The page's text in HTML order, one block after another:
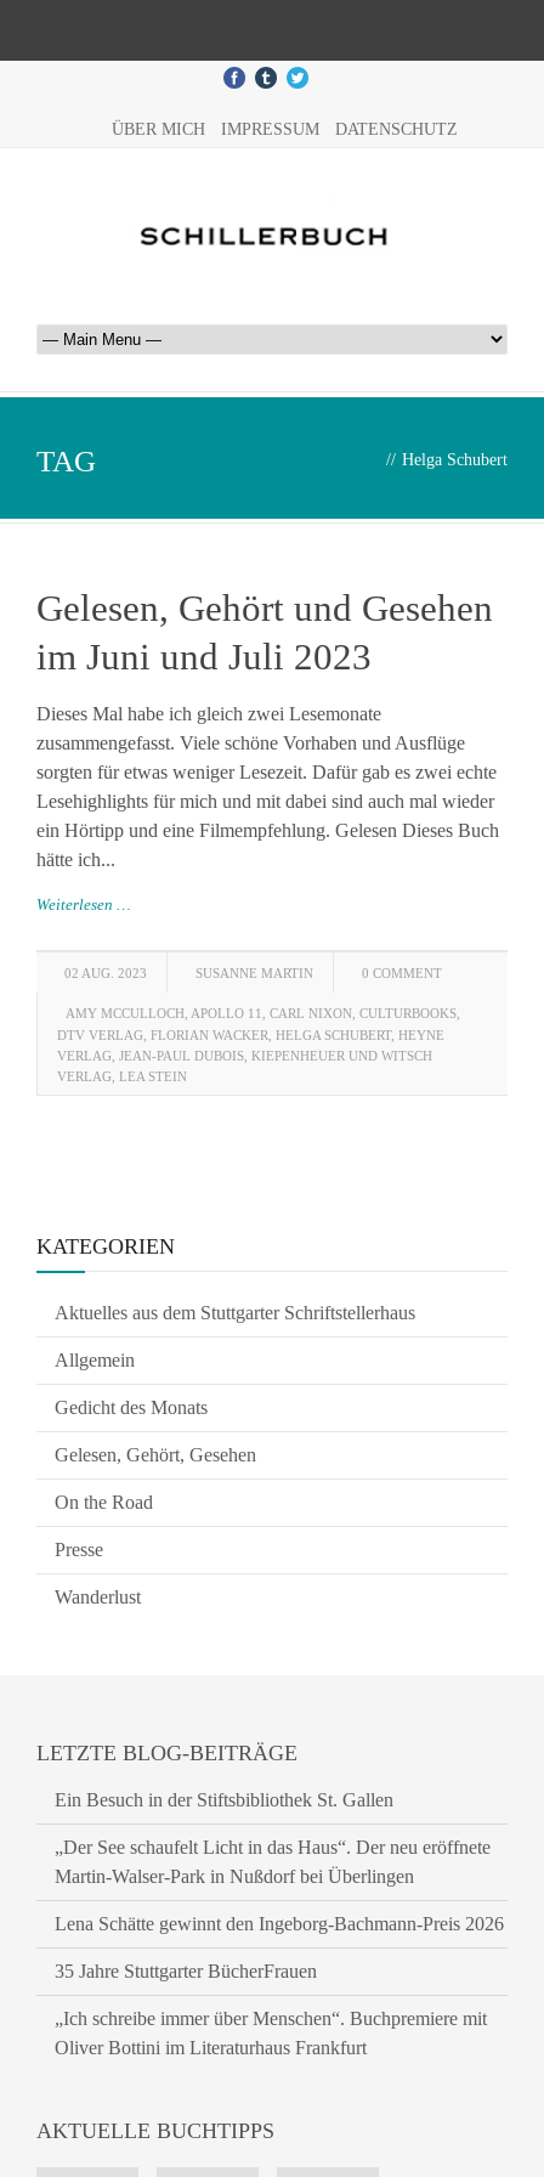
ÜBER MICH IMPRESSUM DATENSCHUTZ
TAG // Helga Schubert
Gelesen, Gehört und Gesehen
im Juni und Juli 2023
Dieses Mal habe ich gleich zwei Lesemonate
zusammengefasst. Viele schöne Vorhaben und Ausflüge
sorgten für etwas weniger Lesezeit. Dafür gab es zwei echte
Lesehighlights für mich und mit dabei sind auch mal wieder
ein Hörtipp und eine Filmempfehlung. Gelesen Dieses Buch
hätte ich...
Weiterlesen …
02 AUG. 2023 SUSANNE MARTIN 0 COMMENT
AMY MCCULLOCH APOLLO 11 CARL NIXON CULTURBOOKS
DTV VERLAG FLORIAN WACKER HELGA SCHUBERT, HEYNE
VERLAG JEAN-PAUL DUBOIS KIEPENHEUER UND WITSCH
VERLAG LEA STEIN
KATEGORIEN
Aktuelles aus dem Stuttgarter Schriftstellerhaus
Allgemein
Gedicht des Monats
Gelesen, Gehört, Gesehen
On the Road
Presse
Wanderlust
LETZTE BLOG-BEITRÄGE
Ein Besuch in der Stiftsbibliothek St. Gallen
„Der See schaufelt Licht in das Haus“. Der neu eröffnete
Martin-Walser-Park in Nußdorf bei Überlingen
Lena Schätte gewinnt den Ingeborg-Bachmann-Preis 2026
35 Jahre Stuttgarter BücherFrauen
„Ich schreibe immer über Menschen“. Buchpremiere mit
Oliver Bottini im Literaturhaus Frankfurt
AKTUELLE BUCHTIPPS